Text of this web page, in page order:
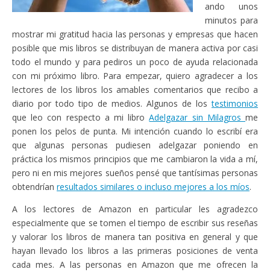
ando unos
minutos para
mostrar mi gratitud hacia las personas y empresas que hacen
posible que mis libros se distribuyan de manera activa por casi
todo el mundo y para pediros un poco de ayuda relacionada
con mi próximo libro. Para empezar, quiero agradecer a los
lectores de los libros los amables comentarios que recibo a
diario por todo tipo de medios. Algunos de lostestimonios
que leo con respecto a mi libroAdelgazar sin Milagrosme
ponen los pelos de punta. Mi intención cuando lo escribí era
que algunas personas pudiesen adelgazar poniendo en
práctica los mismos principios que me cambiaron la vida a mí,
pero ni en mis mejores sueños pensé que tantísimas personas
obtendrían resultados similares o incluso mejores a los míos.
A los lectores de Amazon en particular les agradezco
especialmente que se tomen el tiempo de escribir sus reseñas
y valorar los libros de manera tan positiva en general y que
hayan llevado los libros a las primeras posiciones de venta
cada mes. A las personas en Amazon que me ofrecen la